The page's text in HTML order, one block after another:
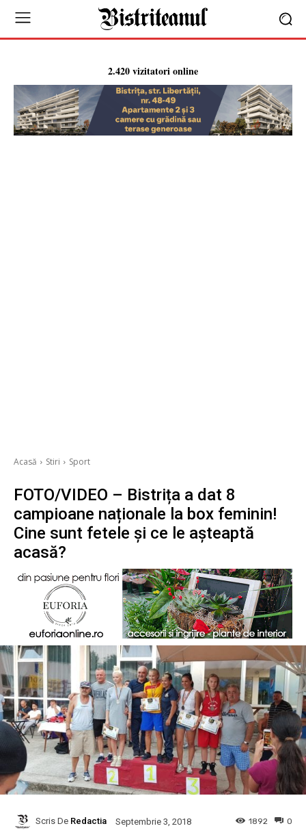
2.420 vizitatori online
Acasă Stiri Sport
FOTO/VIDEO – Bistrița a dat 8
campioane naționale la box feminin!
Cine sunt fetele și ce le așteaptă
acasă?
Scris De Redactia Septembrie 3, 2018 0
1892